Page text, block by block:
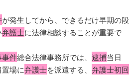
が発生してから、できるだけ早期の段
弁護士に法律相談することが重要で
事件総合法律事務所では、逮捕当日
置場に弁護士を派遣する、弁護士初回